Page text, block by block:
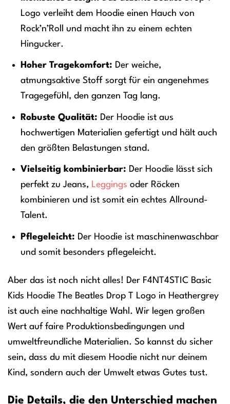
Logo verleiht dem Hoodie einen Hauch von
Rock’n’Roll und macht ihn zu einem echten
Hingucker.
Hoher Tragekomfort: Der weiche,
atmungsaktive Stoff sorgt für ein angenehmes
Tragegefühl, den ganzen Tag lang.
Robuste Qualität: Der Hoodie ist aus
hochwertigen Materialien gefertigt und hält auch
den größten Belastungen stand.
Vielseitig kombinierbar: Der Hoodie lässt sich
perfekt zu Jeans, Leggings oder Röcken
kombinieren und ist somit ein echtes Allround-
Talent.
Pflegeleicht: Der Hoodie ist maschinenwaschbar
und somit besonders pflegeleicht.
Aber das ist noch nicht alles! Der F4NT4STIC Basic
Kids Hoodie The Beatles Drop T Logo in Heathergrey
ist auch eine nachhaltige Wahl. Wir legen großen
Wert auf faire Produktionsbedingungen und
umweltfreundliche Materialien. So kannst du sicher
sein, dass du mit diesem Hoodie nicht nur deinem
Kind, sondern auch der Umwelt etwas Gutes tust.
Die Details, die den Unterschied machen